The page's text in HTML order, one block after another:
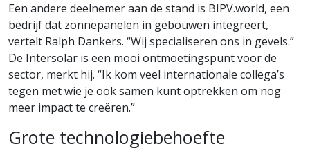
Een andere deelnemer aan de stand is BIPV.world, een
bedrijf dat zonnepanelen in gebouwen integreert,
vertelt Ralph Dankers. “Wij specialiseren ons in gevels.”
De Intersolar is een mooi ontmoetingspunt voor de
sector, merkt hij. “Ik kom veel internationale collega’s
tegen met wie je ook samen kunt optrekken om nog
meer impact te creëren.”
Grote technologiebehoefte